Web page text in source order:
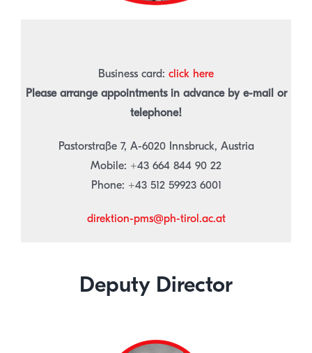
Business card: click here
Please arrange appointments in advance by e-mail or
telephone!
Pastorstraße 7, A-6020 Innsbruck, Austria
Mobile: +43 664 844 90 22
Phone: +43 512 59923 6001
direktion-pms@ph-tirol.ac.at
Deputy Director